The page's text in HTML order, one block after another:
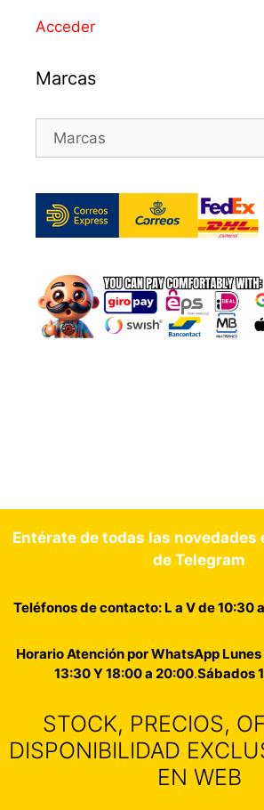
Acceder
Marcas
Entérate de todas las novedades
de Telegram
Teléfonos de contacto: L a V de 10:30 a
Horario Atención por WhatsApp
13:30 Y 18:00 a 20:00.Sábados
STOCK, PRECIOS,
DISPONIBILIDAD
EN WEB